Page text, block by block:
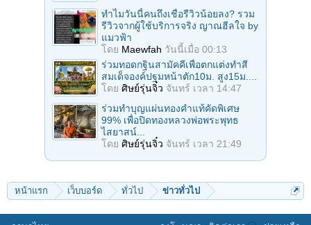
ทำไมวันนี้คนถึงเชื่อรีวิวน้อยลง? รวม
รีวิวจากผู้ใช้บริการจริง ญาณฮีลใจ by
แมวฟ้า
โดย Maewfah วันนี้เมื่อ 00:13
ร่วมทอดกฐินสามัคคีเพื่อตกแต่งทำสี
สมเด็จองค์ปฐมหน้าตัก10ม. สูง15ม....
โดย ศิษย์รุ่นจิ๋ว จันทร์ เวลา 14:47
ร่วมทําบุญแผ่นทองคำแท้คัดพิเศษ
99% เพื่อปิดทองหลวงพ่อพระพุทธ
ไสยาสน์...
โดย ศิษย์รุ่นจิ๋ว จันทร์ เวลา 21:49
หน้าแรก เว็บบอร์ด ทั่วไป ข่าวทั่วไป